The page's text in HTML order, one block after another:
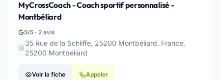
MyCrossCoach - Coach sportif personnalisé -
Montbéliard
5/5 · 2 avis
35 Rue de la Schliffe, 25200 Montbéliard, France,
25200 Montbéliard
Voir la fiche Appeler